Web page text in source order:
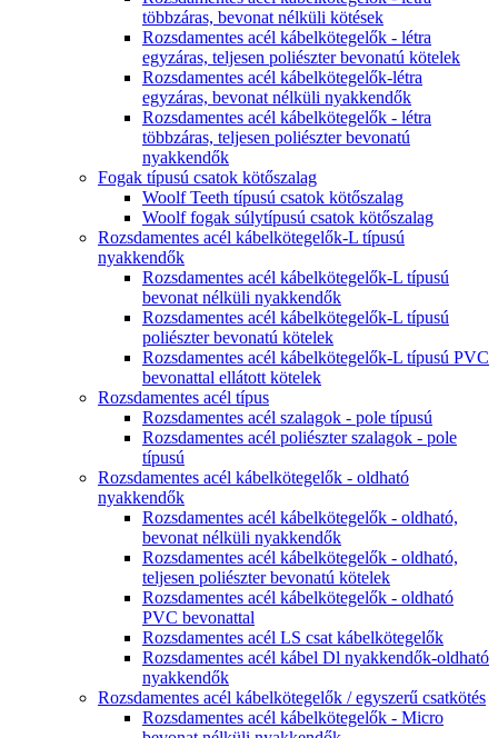
többzáras, bevonat nélküli kötések
Rozsdamentes acél kábelkötegelők - létra
egyzáras, teljesen poliészter bevonatú kötelek
Rozsdamentes acél kábelkötegelők-létra
egyzáras, bevonat nélküli nyakkendők
Rozsdamentes acél kábelkötegelők - létra
többzáras, teljesen poliészter bevonatú
nyakkendők
Fogak típusú csatok kötőszalag
Woolf Teeth típusú csatok kötőszalag
Woolf fogak súlytípusú csatok kötőszalag
Rozsdamentes acél kábelkötegelők-L típusú
nyakkendők
Rozsdamentes acél kábelkötegelők-L típusú
bevonat nélküli nyakkendők
Rozsdamentes acél kábelkötegelők-L típusú
poliészter bevonatú kötelek
Rozsdamentes acél kábelkötegelők-L típusú PVC
bevonattal ellátott kötelek
Rozsdamentes acél típus
Rozsdamentes acél szalagok - pole típusú
Rozsdamentes acél poliészter szalagok - pole
típusú
Rozsdamentes acél kábelkötegelők - oldható
nyakkendők
Rozsdamentes acél kábelkötegelők - oldható,
bevonat nélküli nyakkendők
Rozsdamentes acél kábelkötegelők - oldható,
teljesen poliészter bevonatú kötelek
Rozsdamentes acél kábelkötegelők - oldható
PVC bevonattal
Rozsdamentes acél LS csat kábelkötegelők
Rozsdamentes acél kábel Dl nyakkendők-oldható
nyakkendők
Rozsdamentes acél kábelkötegelők / egyszerű csatkötés
Rozsdamentes acél kábelkötegelők - Micro